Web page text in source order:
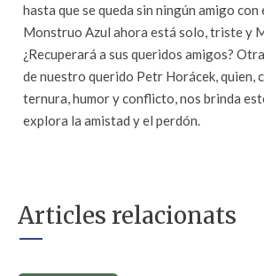
hasta que se queda sin ningún amigo con
Monstruo Azul ahora está solo, triste y
¿Recuperará a sus queridos amigos?
de nuestro querido Petr Horácek, quien,
ternura, humor y conflicto, nos brinda
explora la amistad y el perdón.
Articles relacionats